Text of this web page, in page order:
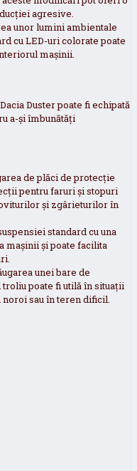
agresive.
unor lumini ambientale
cu LED-uri colorate poate
mașinii.
Duster poate fi echipată
a-și îmbunătăți
de plăci de protecție
pentru faruri și stopuri
și zgârieturilor în
standard cu una
mașinii și poate facilita
unei bare de
poate fi utilă în situații
sau în teren dificil.